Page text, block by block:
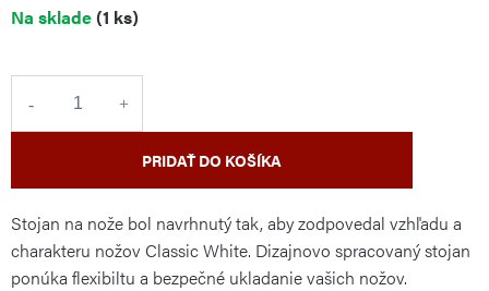
Jednotková
cena:
Na sklade(1 ks)
PRIDAŤ DO KOŠÍKA
Stojan na nože bol navrhnutý tak, aby zodpovedal vzhľadu a
charakteru nožov Classic White. Dizajnovo spracovaný stojan
ponúka flexibiltu a bezpečné ukladanie vašich nožov.